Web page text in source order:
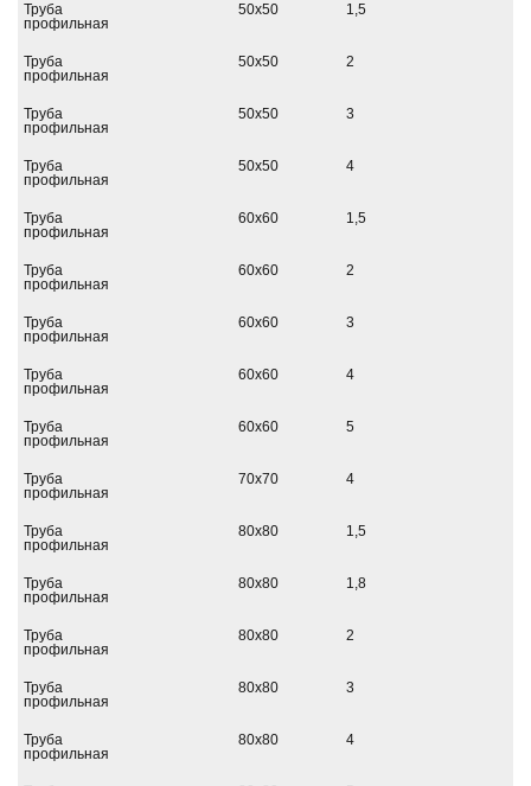
Труба
профильная
50х50 1,5
Труба
профильная
50х50 2
Труба
профильная
50х50 3
Труба
профильная
50х50 4
Труба
профильная
60х60 1,5
Труба
профильная
60х60 2
Труба
профильная
60х60 3
Труба
профильная
60х60 4
Труба
профильная
60х60 5
Труба
профильная
70х70 4
Труба
профильная
80х80 1,5
Труба
профильная
80х80 1,8
Труба
профильная
80х80 2
Труба
профильная
80х80 3
Труба
профильная
80х80 4